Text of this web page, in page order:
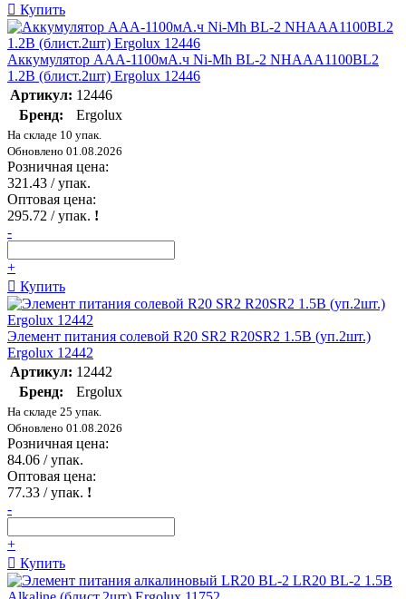
Купить
Аккумулятор AAA-1100мА.ч Ni-Mh BL-2 NHAAA1100BL2
1.2В (блист.2шт) Ergolux 12446
Артикул: 12446
Бренд:
Ergolux
На складе 10 упак.
Обновлено 01.08.2026
Розничная цена:
321.43 / упак.
Оптовая цена:
295.72 / упак. !
-
+
Купить
Элемент питания солевой R20 SR2 R20SR2 1.5В (уп.2шт.)
Ergolux 12442
Артикул: 12442
Бренд:
Ergolux
На складе 25 упак.
Обновлено 01.08.2026
Розничная цена:
84.06 / упак.
Оптовая цена:
77.33 / упак. !
-
+
Купить